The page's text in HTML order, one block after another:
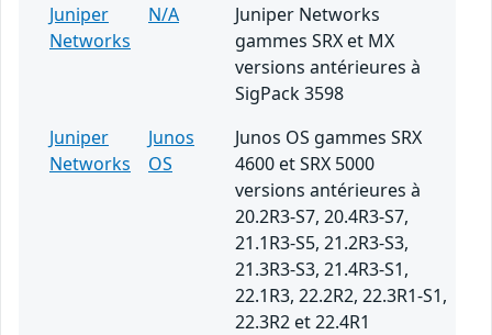
Juniper
Networks
N/A
Juniper Networks
gammes SRX et MX
versions antérieures à
SigPack 3598
Juniper
Networks
Junos
OS
Junos OS gammes SRX
4600 et SRX 5000
versions antérieures à
20.2R3-S7, 20.4R3-S7,
21.1R3-S5, 21.2R3-S3,
21.3R3-S3, 21.4R3-S1,
22.1R3, 22.2R2, 22.3R1-S1,
22.3R2 et 22.4R1